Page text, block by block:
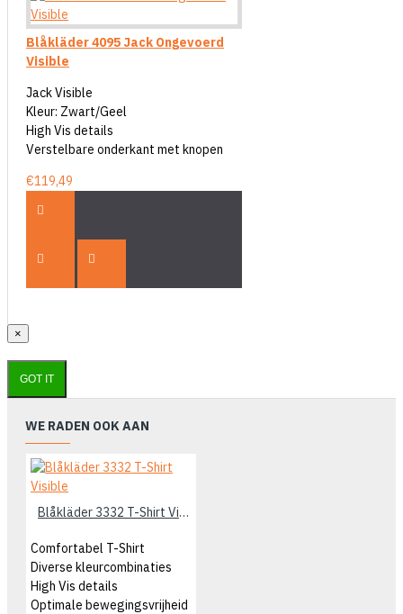
Blåkläder 4095 Jack Ongevoerd
Visible
Jack Visible
Kleur: Zwart/Geel
High Vis details
Verstelbare onderkant met knopen
€119,49
×
GOT IT
WE RADEN OOK AAN
Blåkläder 3332 T-Shirt Visible
Comfortabel T-Shirt
Diverse kleurcombinaties
High Vis details
Optimale bewegingsvrijheid